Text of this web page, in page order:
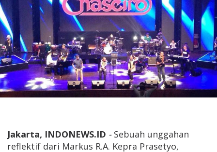
Jakarta, INDONEWS.ID -Sebuah unggahan
reflektif dari Markus R.A. Kepra Prasetyo,